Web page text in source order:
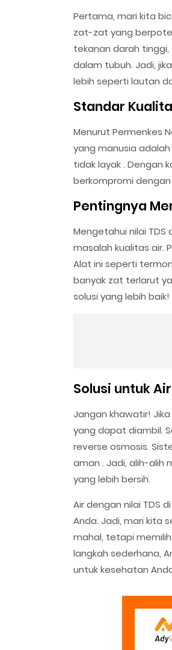
Pertama, mari kita
zat-zat yang
tekanan darah
dalam tubuh. Jadi,
lebih seperti lautan
Standar
Menurut Permenkes
yang manusia
tidak layak . Dengan
berkompromi
Pentingnya
Mengetahui nilai
masalah kualitas air.
Alat ini seperti
banyak zat terlarut
solusi yang lebih baik!
Solusi untuk
Jangan khawatir!
yang dapat diambil.
reverse osmosis.
aman . Jadi, alih-alih
yang lebih bersih.
Air dengan nilai TDS
Anda. Jadi, mari kita
mahal, tetapi
langkah sederhana,
untuk kesehatan